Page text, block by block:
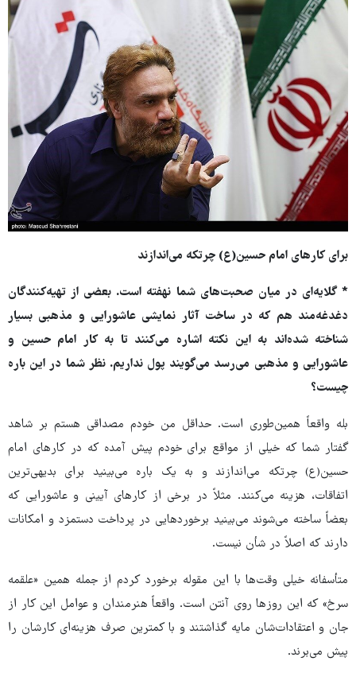
برای کارهای امام حسین(ع) چرتکه می‌اندازند
* گلایه‌ای در میان صحبت‌های شما نهفته است. بعضی از تهیه‌کنندگان
دغدغه‌مند هم که در ساخت آثار نمایشی عاشورایی و مذهبی بسیار
شناخته شده‌اند به این نکته اشاره می‌کنند تا به کار امام حسین و
عاشورایی و مذهبی می‌رسد می‌گویند پول نداریم. نظر شما در این باره
چیست؟
بله واقعاً همین‌طوری است. حداقل من خودم مصداقی هستم بر شاهد
گفتار شما که خیلی از مواقع برای خودم پیش آمده که در کارهای امام
حسین(ع) چرتکه می‌اندازند و به یک باره می‌بینید برای بدیهی‌ترین
اتفاقات، هزینه می‌کنند. مثلاً در برخی از کارهای آیینی و عاشورایی که
بعضاً ساخته می‌شوند می‌بینید برخوردهایی در پرداخت دستمزد و امکانات
دارند که اصلاً در شأن نیست.
متأسفانه خیلی وقت‌ها با این مقوله برخورد کردم از جمله همین «علقمه
سرخ» که این روزها روی آنتن است. واقعاً هنرمندان و عوامل این کار از
جان و اعتقادات‌شان مایه گذاشتند و با کمترین صرف هزینه‌ای کارشان را
پیش می‌برند.